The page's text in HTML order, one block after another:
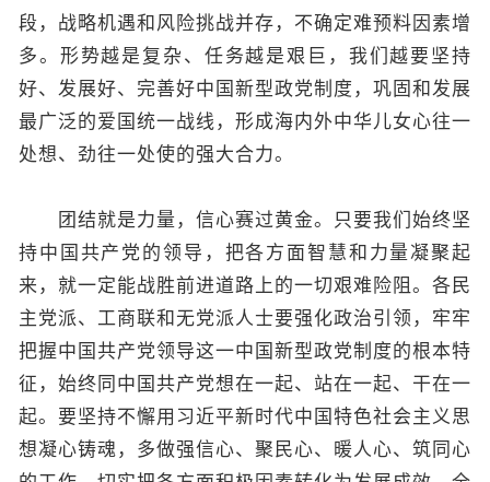
段，战略机遇和风险挑战并存，不确定难预料因素增
多。形势越是复杂、任务越是艰巨，我们越要坚持
好、发展好、完善好中国新型政党制度，巩固和发展
最广泛的爱国统一战线，形成海内外中华儿女心往一
处想、劲往一处使的强大合力。
团结就是力量，信心赛过黄金。只要我们始终坚
持中国共产党的领导，把各方面智慧和力量凝聚起
来，就一定能战胜前进道路上的一切艰难险阻。各民
主党派、工商联和无党派人士要强化政治引领，牢牢
把握中国共产党领导这一中国新型政党制度的根本特
征，始终同中国共产党想在一起、站在一起、干在一
起。要坚持不懈用习近平新时代中国特色社会主义思
想凝心铸魂，多做强信心、聚民心、暖人心、筑同心